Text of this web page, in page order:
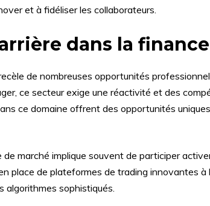
et à fidéliser les collaborateurs.
dans la
de nombreuses opportunités
ce secteur exige une réactivité et des
ce domaine offrent des opportunités
de marché implique souvent de participer
place de plateformes de trading innovantes à
algorithmes sophistiqués.